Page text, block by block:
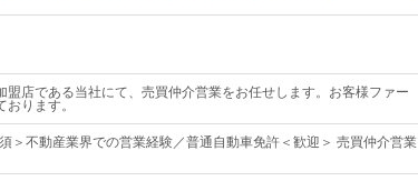
盟店である当社にて、売買仲介営業をお任せします。お客様ファー
ります。
＞不動産業界での営業経験／普通自動車免許＜歓迎＞ 売買仲介営業